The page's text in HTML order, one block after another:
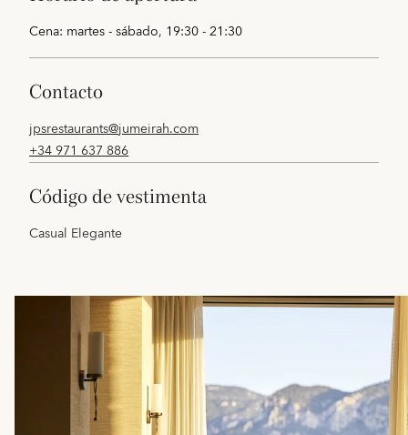
Cena: martes - sábado, 19:30 - 21:30
contacto
jpsrestaurants@jumeirah.com
+34 971 637 886
código de vestimenta
Casual Elegante